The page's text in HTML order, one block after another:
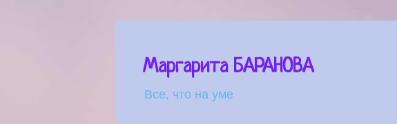
Маргарита БАРАНОВА
Все, что на уме